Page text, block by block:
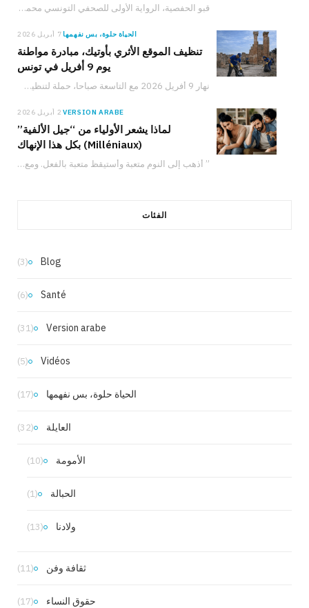
قبو الحفصية، الرواية الأولى للصحفي التونسي محمد أمين بن هلال، الصادرة عن دار نشر سيريس،…
الحياة حلوة، بس نفهمها 7 أبريل 2026
تنظيف الموقع الأثري بأوتيك، مبادرة مواطنة
يوم 9 أفريل في تونس
نهار 9 أفريل 2026 مع التاسعة صباحا، حملة لتنظيف الموقع الأثري بأوتيك تدعو المواطنين والعائلات والشباب للمشاركة في حماية التراث التونسي والعمل من أجل البيئة.
VERSION ARABE 2 أبريل 2026
لماذا يشعر الأولياء من “جيل الألفية”
(Milléniaux) بكل هذا الإنهاك
” أذهب إلى النوم متعبة وأستيقظ متعبة بالفعل. ومع ذلك، لدي شعور دائم بأنني لا…
الفئات
Blog
(3)
Santé
(6)
Version arabe
(31)
Vidéos
(5)
الحياة حلوة، بس نفهمها (17)
العايلة (32)
الأمومة (10)
الحبالة (1)
ولادنا (13)
ثقافة وفن (11)
حقوق النساء (17)